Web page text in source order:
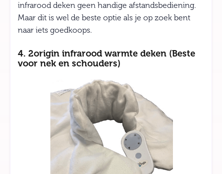
infrarood deken geen handige afstandsbediening.
Maar dit is wel de beste optie als je op zoek bent
naar iets goedkoops.
4. 2origin infrarood warmte deken (Beste
voor nek en schouders)